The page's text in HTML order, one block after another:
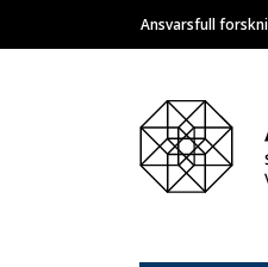
Main
Ansvarsfull